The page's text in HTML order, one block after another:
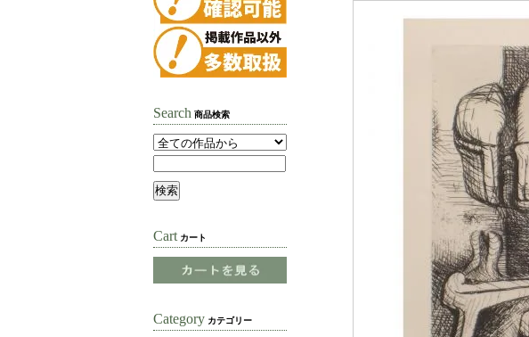
Search 商品検索
Cart カート
Category カテゴリー